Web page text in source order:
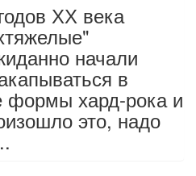
ХХ века
начали
в
формы хард-рока и
это, надо